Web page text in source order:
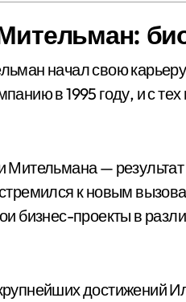
начал свою
в 1995 году, и с
Мительмана —
к новым
бизнес-проекты в
достижений